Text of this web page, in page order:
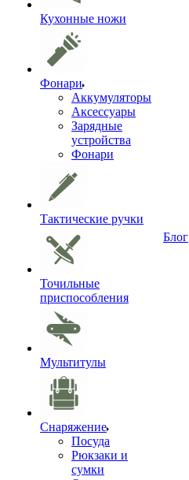
Кухонные ножи
Фонари
Аккумуляторы
Аксессуары
Зарядные
устройства
Фонари
Тактические ручки
Точильные
приспособления
Мультитулы
Снаряжение
Посуда
Рюкзаки и
сумки
Блог